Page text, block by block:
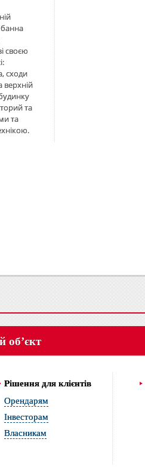
своєю
сходи
верхній
та
та
об’єкт
Рішення для клієнтів
Орендарям
Інвесторам
Власникам